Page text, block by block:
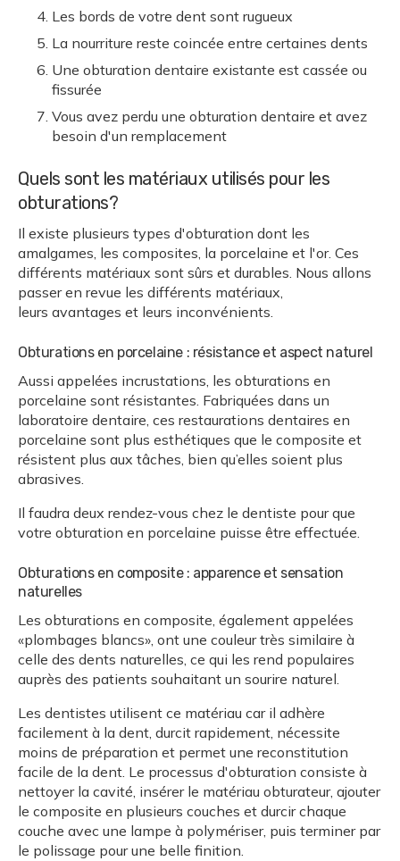
Les bords de votre dent sont rugueux
La nourriture reste coincée entre certaines dents
Une obturation dentaire existante est cassée ou
fissurée
Vous avez perdu une obturation dentaire et avez
besoin d'un remplacement
Quels sont les matériaux utilisés pour les
obturations?
Il existe plusieurs types d'obturation dont les
amalgames, les composites, la porcelaine et l'or. Ces
différents matériaux sont sûrs et durables. Nous allons
passer en revue les différents matériaux,
leurs avantages et leurs inconvénients.
Obturations en porcelaine : résistance et aspect naturel
Aussi appelées incrustations, les obturations en
porcelaine sont résistantes. Fabriquées dans un
laboratoire dentaire, ces restaurations dentaires en
porcelaine sont plus esthétiques que le composite et
résistent plus aux tâches, bien qu’elles soient plus
abrasives.
Il faudra deux rendez-vous chez le dentiste pour que
votre obturation en porcelaine puisse être effectuée.
Obturations en composite : apparence et sensation
naturelles
Les obturations en composite, également appelées
«plombages blancs», ont une couleur très similaire à
celle des dents naturelles, ce qui les rend populaires
auprès des patients souhaitant un sourire naturel.
Les dentistes utilisent ce matériau car il adhère
facilement à la dent, durcit rapidement, nécessite
moins de préparation et permet une reconstitution
facile de la dent. Le processus d'obturation consiste à
nettoyer la cavité, insérer le matériau obturateur, ajouter
le composite en plusieurs couches et durcir chaque
couche avec une lampe à polymériser, puis terminer par
le polissage pour une belle finition.